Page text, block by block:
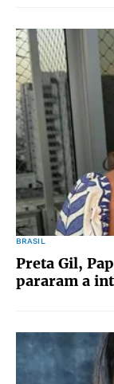
BRASIL
Preta Gil,
pararam a